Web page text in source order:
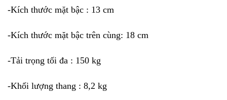
-Kích thước mặt bậc : 13 cm
-Kích thước mặt bậc trên cùng: 18 cm
-Tải trọng tối đa : 150 kg
-Khối lượng thang : 8,2 kg